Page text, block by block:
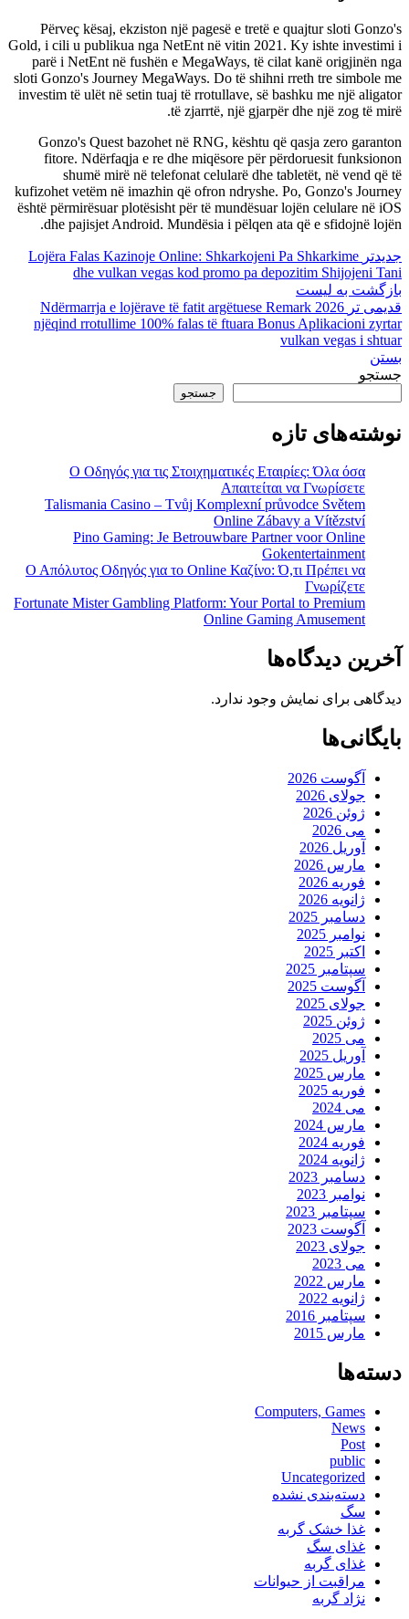
Përveç kësaj, ekziston një pagesë e tretë e quajtur sloti Gonzo's
Gold, i cili u publikua nga NetEnt në vitin 2021. Ky ishte investimi i
parë i NetEnt në fushën e MegaWays, të cilat kanë origjinën nga
sloti Gonzo's Journey MegaWays. Do të shihni rreth tre simbole me
investim të ulët në setin tuaj të rrotullave, së bashku me një aligator
të zjarrtë, një gjarpër dhe një zog të mirë.
Gonzo's Quest bazohet në RNG, kështu që qasja zero garanton
fitore. Ndërfaqja e re dhe miqësore për përdoruesit funksionon
shumë mirë në telefonat celularë dhe tabletët, në vend që të
kufizohet vetëm në imazhin që ofron ndryshe. Po, Gonzo's Journey
është përmirësuar plotësisht për të mundësuar lojën celulare në iOS
dhe pajisjet Android. Mundësia i pëlqen ata që e sfidojnë lojën.
جدیدتر Lojëra Falas Kazinoje Online: Shkarkojeni Pa Shkarkime
dhe vulkan vegas kod promo pa depozitim Shijojeni Tani
بازگشت به لیست
قدیمی تر Ndërmarrja e lojërave të fatit argëtuese Remark 2026
njëqind rrotullime 100% falas të ftuara Bonus Aplikacioni zyrtar
vulkan vegas i shtuar
بستن
جستجو
جستجو
نوشته‌های تازه
Ο Οδηγός για τις Στοιχηματικές Εταιρίες: Όλα όσα
Απαιτείται να Γνωρίσετε
Talismania Casino – Tvůj Komplexní průvodce Světem
Online Zábavy a Vítězství
Pino Gaming: Je Betrouwbare Partner voor Online
Gokentertainment
Ο Απόλυτος Οδηγός για το Online Καζίνο: Ό,τι Πρέπει να
Γνωρίζετε
Fortunate Mister Gambling Platform: Your Portal to Premium
Online Gaming Amusement
آخرین دیدگاه‌ها
دیدگاهی برای نمایش وجود ندارد.
بایگانی‌ها
آگوست 2026
جولای 2026
ژوئن 2026
می 2026
آوریل 2026
مارس 2026
فوریه 2026
ژانویه 2026
دسامبر 2025
نوامبر 2025
اکتبر 2025
سپتامبر 2025
آگوست 2025
جولای 2025
ژوئن 2025
می 2025
آوریل 2025
مارس 2025
فوریه 2025
می 2024
مارس 2024
فوریه 2024
ژانویه 2024
دسامبر 2023
نوامبر 2023
سپتامبر 2023
آگوست 2023
جولای 2023
می 2023
مارس 2022
ژانویه 2022
سپتامبر 2016
مارس 2015
دسته‌ها
Computers, Games
News
Post
public
Uncategorized
دسته‌بندی نشده
سگ
غذا خشک گربه
غذای سگ
غذای گربه
مراقبت از حیوانات
نژاد گربه